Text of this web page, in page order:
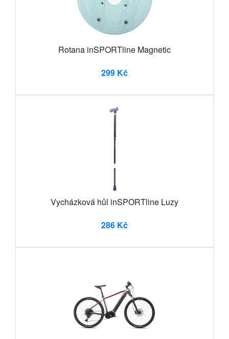
Rotana inSPORTline Magnetic
299 Kč
Vycházková hůl inSPORTline Luzy
286 Kč